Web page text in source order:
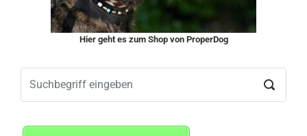
Hier geht es zum Shop von ProperDog